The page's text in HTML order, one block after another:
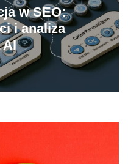
w SEO:
i analiza
AI